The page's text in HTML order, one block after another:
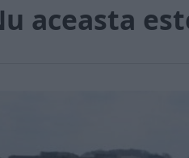
aceasta